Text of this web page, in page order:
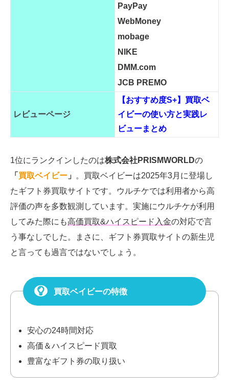
PayPay
WebMoney
mobage
NIKE
DMM.com
JCB PREMO
レビューページ
【おすすめ度S+】買取ベ
イビーの使い方と実践レ
ビューまとめ
1位にランクインしたのは株式会社PRISMWORLDの
「 買取ベイビー 」
。買取ベイビーは2025年3月に登場し
たギフト券買取サイトです。ウルチケでは利用者から高
評価の声を多数観測しています。実施にウルチケが利用
してみた際にも高価買取&ハイスピード入金の対応で言
う事なしでした。まさに、ギフト券買取サイトの新生児
と言っても過言ではないでしょう。
買取ベイビーの特徴
安心の24時間対応
高価＆ハイスピード買取
豊富なギフト券の取り扱い